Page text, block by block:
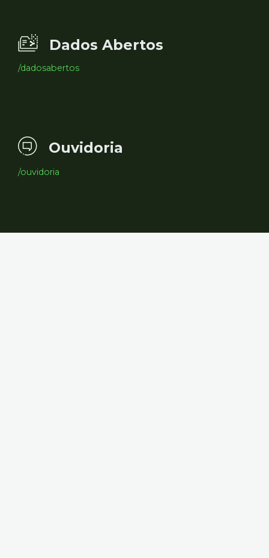
Dados Abertos
/dadosabertos
Ouvidoria
/ouvidoria